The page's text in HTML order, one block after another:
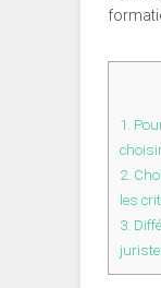
1.
2.
les
3.